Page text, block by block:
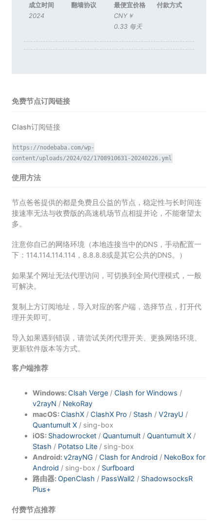
成立时间
2024
翻墙协议
最便宜价格
CNY￥
0.33 每天
付款方式
免费节点订阅链接
Clash订阅链接
https://nodebaba.com/wp-
content/uploads/2024/02/1708910631-20240226.yml
使用方法
节点爸爸提供的都是免费且公益的节点，稳定性与长时间连
接速率无法与收费版的高速机场节点相提并论，不能奢望太
多。
注意你自己的网络环境（本地连接当中的DNS，手动配置一
下：114.114.114.114，8.8.8.8或是其它公共的DNS。）
如果某个网址无法代理访问，可切换到全局代理模式，一般
可解决。
复制上方订阅地址，导入对应的客户端，选择节点，打开代
理开关即可。
导入如果遇到错误，请尝试关闭代理开关、更换网络环境、
更新软件版本等方式。
客户端推荐
Windows: Clsah Verge / Clash for Windows /
v2rayN / NekoRay
macOS: ClashX / ClashX Pro / Stash /V2rayU /
Quantumult X / sing-box
iOS: Shadowrocket / Quantumult / Quantumult X /
Stash / Potatso Lite / sing-box
Android:v2rayNG / Clash for Android / NekoBox for
Android / sing-box / Surfboard
路由器: OpenClash / PassWall2 / ShadowsocksR
Plus+
付费节点推荐